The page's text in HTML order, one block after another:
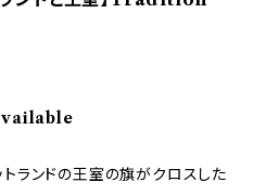
ランドの王室の旗がクロスした